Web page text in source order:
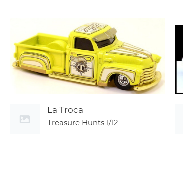
La Troca
Treasure Hunts 1/12